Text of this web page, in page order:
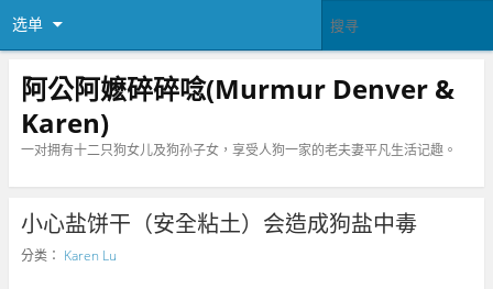
选单
阿公阿嬷碎碎唸(Murmur Denver &
Karen)
一对拥有十二只狗女儿及狗孙子女，享受人狗一家的老夫妻平凡生活记趣。
小心盐饼干（安全粘土）会造成狗盐中毒
分类： Karen Lu